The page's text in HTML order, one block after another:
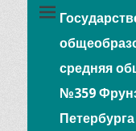
средняя
№359
Петербурга